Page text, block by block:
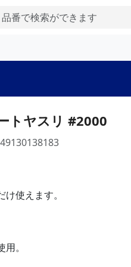
トヤスリ #2000
使えます。
。